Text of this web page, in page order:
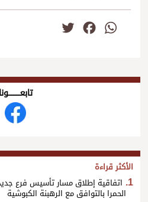
WhatsApp
Facebook
تابعــــــــــونا
الأكثر قراءة
اتفاقية إطلاق مسار تأسيس فرع
الحمرا بالتوافق مع الرهبنة الكبوشية